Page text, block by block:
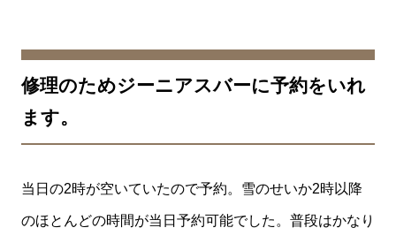
修理のためジーニアスバーに予約をいれ
ます。
当日の2時が空いていたので予約。雪のせいか2時以降
のほとんどの時間が当日予約可能でした。普段はかなり